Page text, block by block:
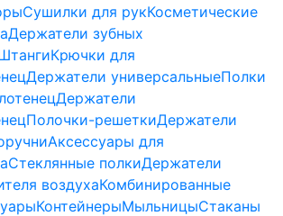
Сушилки для рукКосметические
Держатели зубных
Крючки для
Держатели универсальныеПолки
Держатели
Полочки-решеткиДержатели
Аксессуары для
Стеклянные полкиДержатели
воздухаКомбинированные
КонтейнерыМыльницыСтаканы